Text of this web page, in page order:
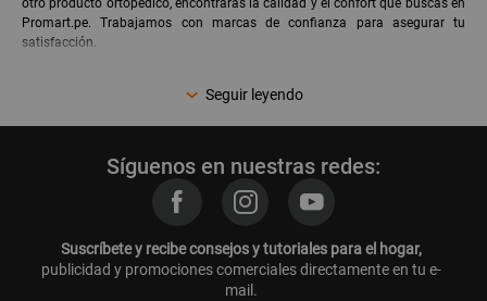
otro producto ortopédico, encontrarás la calidad y el confort que buscas en
Promart.pe. Trabajamos con marcas de confianza para asegurar tu
satisfacción.
Nuestra categoría de Otros Productos Ortopédicos está diseñada para
No olvides explorar nuestrosEquipos médicos: oximetros
Seguir leyendo
Síguenos en nuestras redes:
Suscríbete y recibe consejos y tutoriales para el hogar,
publicidad y promociones comerciales directamente en tu e-
mail.